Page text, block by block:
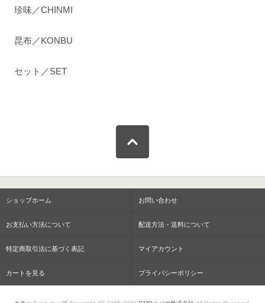
珍味／CHINMI
昆布／KONBU
セット／SET
ショップホーム お問い合わせ
お支払い方法について 配送方法・送料について
特定商取引法に基づく表記 マイアカウント
カートを見る プライバシーポリシー